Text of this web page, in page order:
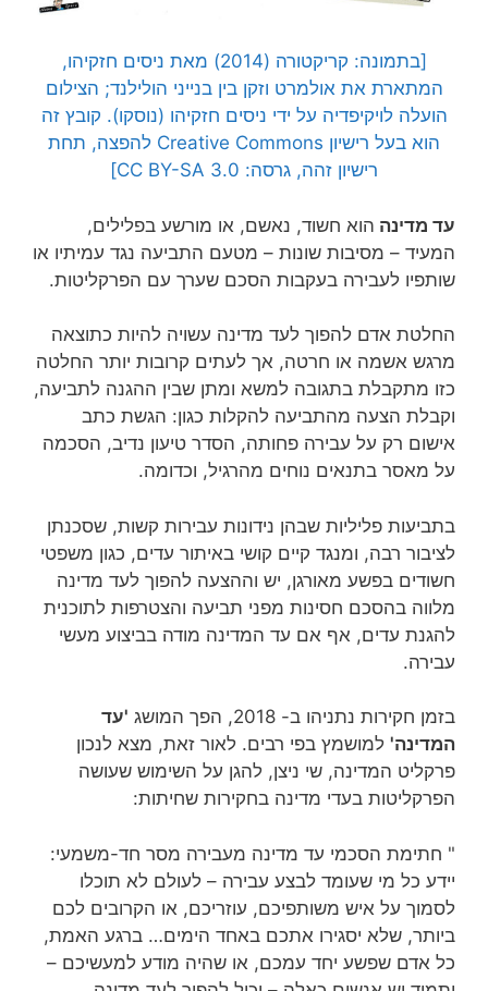
[בתמונה: קריקטורה (2014) מאת ניסים חזקיהו,
המתארת את אולמרט וזקן בין בנייני הולילנד; הצילום
הועלה לויקיפדיה על ידי ניסים חזקיהו (נוסקו). קובץ זה
הוא בעל רישיון Creative Commons להפצה, תחת
רישיון זהה, גרסה: CC BY-SA 3.0]
עד מדינה הוא חשוד, נאשם, או מורשע בפלילים,
המעיד – מסיבות שונות – מטעם התביעה נגד עמיתיו או
שותפיו לעבירה בעקבות הסכם שערך עם הפרקליטות.
החלטת אדם להפוך לעד מדינה עשויה להיות כתוצאה
מרגש אשמה או חרטה, אך לעתים קרובות יותר החלטה
כזו מתקבלת בתגובה למשא ומתן שבין ההגנה לתביעה,
וקבלת הצעה מהתביעה להקלות כגון: הגשת כתב
אישום רק על עבירה פחותה, הסדר טיעון נדיב, הסכמה
על מאסר בתנאים נוחים מהרגיל, וכדומה.
בתביעות פליליות שבהן נידונות עבירות קשות, שסכנתן
לציבור רבה, ומנגד קיים קושי באיתור עדים, כגון משפטי
חשודים בפשע מאורגן, יש וההצעה להפוך לעד מדינה
מלווה בהסכם חסינות מפני תביעה והצטרפות לתוכנית
להגנת עדים, אף אם עד המדינה מודה בביצוע מעשי
עבירה.
בזמן חקירות נתניהו ב- 2018, הפך המושג
'עד
המדינה' למושמץ בפי רבים. לאור זאת, מצא לנכון
פרקליט המדינה, שי ניצן, להגן על השימוש שעושה
הפרקליטות בעדי מדינה בחקירות שחיתות:
" חתימת הסכמי עד מדינה מעבירה מסר חד-משמעי:
יידע כל מי שעומד לבצע עבירה – לעולם לא תוכלו
לסמוך על איש משותפיכם, עוזריכם, או הקרובים לכם
ביותר, שלא יסגירו אתכם באחד הימים… ברגע האמת,
כל אדם שפשע יחד עמכם, או שהיה מודע למעשיכם –